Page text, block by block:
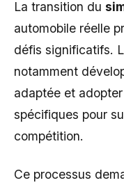
La transition du
automobile réelle
défis significatifs.
notamment
adaptée et
spécifiques pour
compétition.
Ce processus